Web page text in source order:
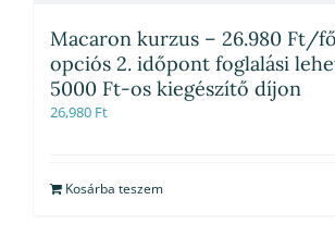
Macaron kurzus – 26.980 Ft/
opciós 2. időpont foglalási
5000 Ft-os kiegészítő díjon
26,980 Ft
Kosárba teszem